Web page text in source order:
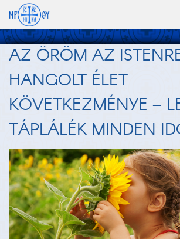
AZ ÖRÖM AZ
HANGOLT ÉLET
KÖVETKEZMÉNYE –
TÁPLÁLÉK MINDEN